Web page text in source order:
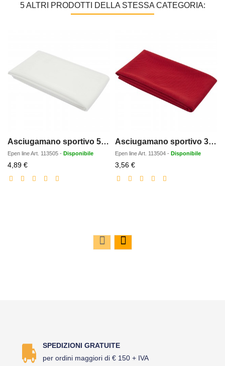
5 ALTRI PRODOTTI DELLA STESSA CATEGORIA:
Asciugamano sportivo 50 x 100 cm Althea
Epen lineArt. 113505 - Disponibile
4,89 €Prezzo
scontato
Asciugamano sportivo 30 x 80 cm Althea
Epen lineArt. 113504 - Disponibile
3,56 €Prezzo
scontato
SPEDIZIONI GRATUITE
per ordini maggiori di € 150 + IVA